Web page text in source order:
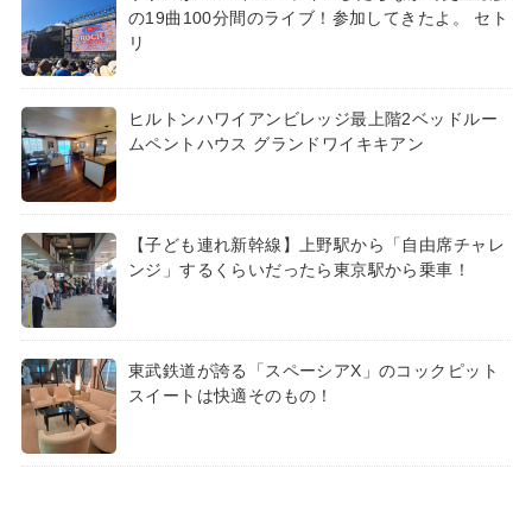
の19曲100分間のライブ！参加してきたよ。 セト
リ
ヒルトンハワイアンビレッジ最上階2ベッドルー
ムペントハウス グランドワイキキアン
【子ども連れ新幹線】上野駅から「自由席チャレ
ンジ」するくらいだったら東京駅から乗車！
東武鉄道が誇る「スペーシアX」のコックピット
スイートは快適そのもの！